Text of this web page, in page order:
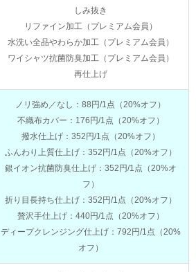
しみ抜き
リファイン加工（プレミアム会員）
水洗い全品やわらか加工（プレミアム会員）
ワイシャツ抗菌防臭加工（プレミアム会員）
再仕上げ
ノリ強め／なし：88円/1点（20%オフ）
不織布カバー：176円/1点（20%オフ）
撥水仕上げ：352円/1点（20%オフ）
ふんわり上質仕上げ：352円/1点（20%オフ）
銀イオン抗菌防臭仕上げ：352円/1点（20%オ
フ）
折り目長持ち仕上げ：352円/1点（20%オフ）
贅沢手仕上げ：440円/1点（20%オフ）
ディープクレンジング仕上げ：792円/1点（20%
オフ）